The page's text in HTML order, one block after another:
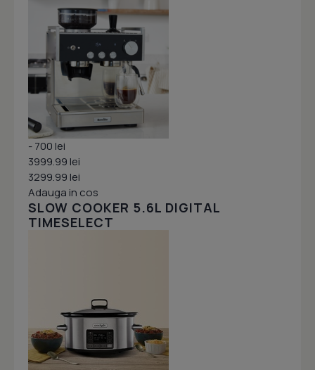
- 700 lei
3999.99 lei
3299.99 lei
Adauga in cos
SLOW COOKER 5.6L DIGITAL
TIMESELECT